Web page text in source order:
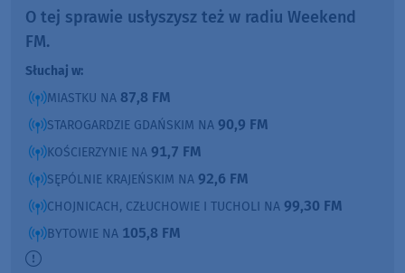
O tej sprawie usłyszysz też w radiu Weekend
FM.
Słuchaj w:
MIASTKU NA 87,8 FM
STAROGARDZIE GDAŃSKIM NA 90,9 FM
KOŚCIERZYNIE NA 91,7 FM
SĘPÓLNIE KRAJEŃSKIM NA 92,6 FM
CHOJNICACH, CZŁUCHOWIE I TUCHOLI NA 99,30 FM
BYTOWIE NA 105,8 FM